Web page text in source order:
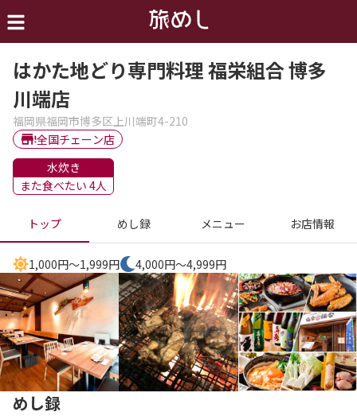
はかた地どり専門料理 福栄組合 博多
川端店
福岡県福岡市博多区上川端町4-210
全国チェーン店
水炊き
また食べたい 4人
トップ めし録 メニュー お店情報
1,000円～1,999円 4,000円～4,999円
めし録